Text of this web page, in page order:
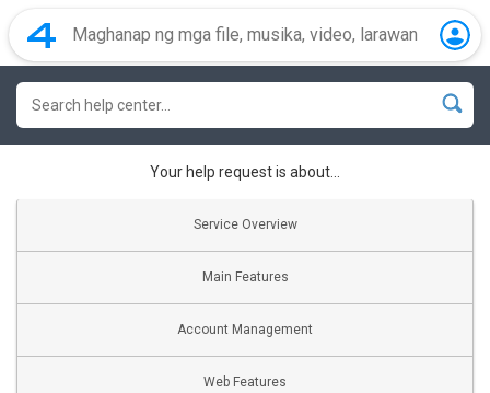
Your help request is about...
Service Overview
Main Features
Account Management
Web Features